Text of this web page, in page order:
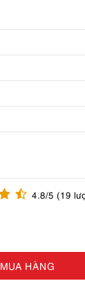
4.8/5 (19
MUA HÀNG